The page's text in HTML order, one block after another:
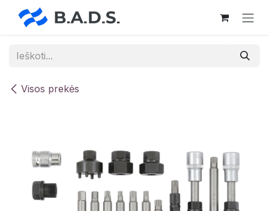
Skip to Content
Visos prekės